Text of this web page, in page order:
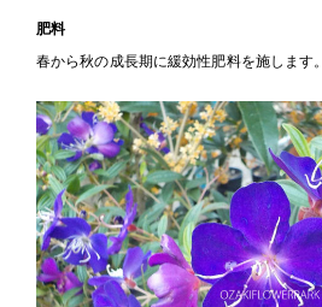
肥料
春から秋の成長期に緩効性肥料を施します。